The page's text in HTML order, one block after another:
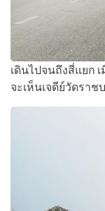
เดินไปจนถึงสี่แยก
จะเห็นเจดีย์วัดรา